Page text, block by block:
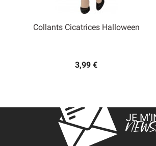
Collants Cicatrices Halloween
3,99 €
JE